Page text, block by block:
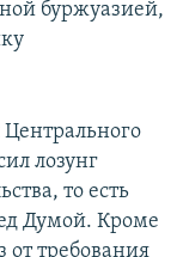
буржуазией,
лозунг
то есть
Думой. Кроме
от требования